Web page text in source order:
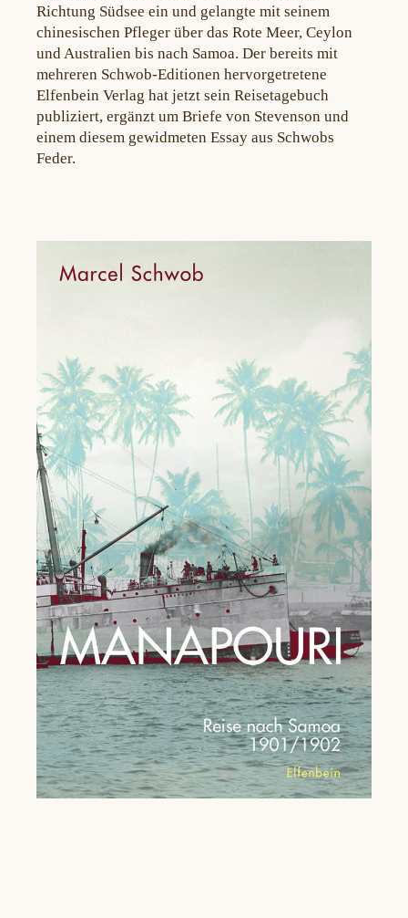
Richtung Südsee ein und gelangte mit seinem
chinesischen Pfleger über das Rote Meer, Ceylon
und Australien bis nach Samoa. Der bereits mit
mehreren Schwob-Editionen hervorgetretene
Elfenbein Verlag hat jetzt sein Reisetagebuch
publiziert, ergänzt um Briefe von Stevenson und
einem diesem gewidmeten Essay aus Schwobs
Feder.